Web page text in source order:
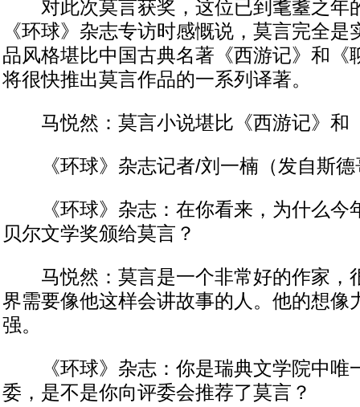
对此次莫言获奖，这位已到耄耋之年
《环球》杂志专访时感慨说，莫言完全是
品风格堪比中国古典名著《西游记》和《
将很快推出莫言作品的一系列译著。
马悦然：莫言小说堪比《西游记》和
《环球》杂志记者/刘一楠（发自斯德
《环球》杂志：在你看来，为什么今
贝尔文学奖颁给莫言？
马悦然：莫言是一个非常好的作家，
界需要像他这样会讲故事的人。他的想像
强。
《环球》杂志：你是瑞典文学院中唯
委，是不是你向评委会推荐了莫言？